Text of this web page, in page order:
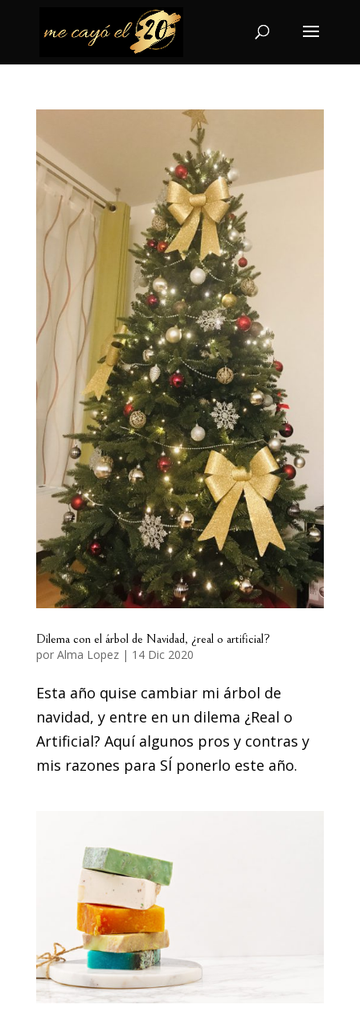
Dilema con el árbol de Navidad, ¿real o artificial?
por Alma Lopez| 14 Dic 2020
Esta año quise cambiar mi árbol de
navidad, y entre en un dilema ¿Real o
Artificial? Aquí algunos pros y contras y
mis razones para SÍ ponerlo este año.